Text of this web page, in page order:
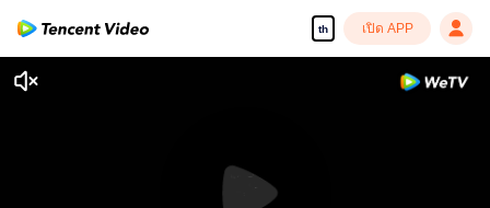
th เปิด APP